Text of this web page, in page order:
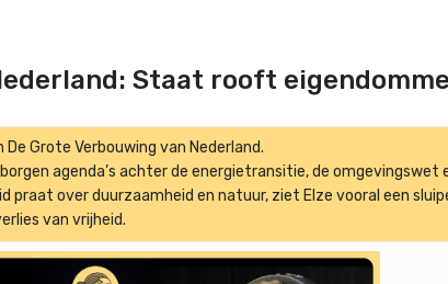
Staat rooft
Grote Verbouwing van Nederland.
agenda’s achter de energietransitie, de omgevingswet
praat over duurzaamheid en natuur, ziet Elze vooral een
van vrijheid.